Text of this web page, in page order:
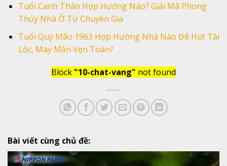
Tuổi Canh Thân Hợp Hướng Nào? Giải Mã Phong
Thủy Nhà Ở Từ Chuyên Gia
Tuổi Quý Mão 1963 Hợp Hướng Nhà Nào Để Hút Tài
Lộc, May Mắn Vẹn Toàn?
Block "10-chat-vang" not found
Bài viết cùng chủ đề: